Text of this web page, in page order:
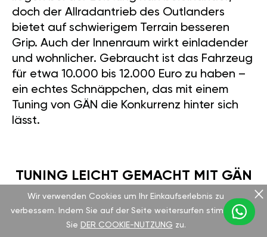
doch der Allradantrieb des Outlanders
bietet auf schwierigem Terrain besseren
Grip. Auch der Innenraum wirkt einladender
und wohnlicher. Gebraucht ist das Fahrzeug
für etwa 10.000 bis 12.000 Euro zu haben –
ein echtes Schnäppchen, das mit einem
Tuning von GÄN die Konkurrenz hinter sich
lässt.
TUNING LEICHT GEMACHT MIT GÄN
Das GT-Tuning-Modul von GÄN lässt sich in
nur 15 Minuten einbauen – ganz ohne
Wir verwenden Cookies um Ihr Einkaufserlebnis zu
verbessern. Indem Sie auf der Seite weitersurfen stimmen
Sie DER COOKIE-NUTZUNG zu.